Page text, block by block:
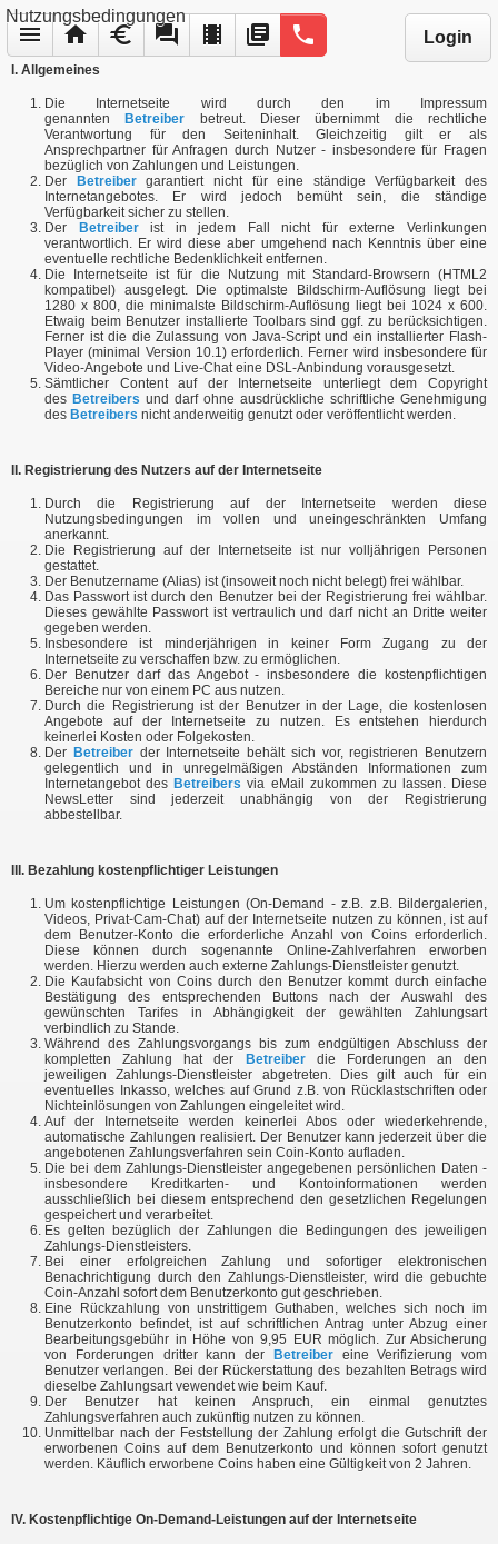
menu home euro forum local_movies library_books phone Login
Nutzungsbedingungen
I. Allgemeines
Die Internetseite wird durch den im Impressum
genannten
Betreiber betreut. Dieser übernimmt die rechtliche
Verantwortung für den Seiteninhalt. Gleichzeitig gilt er als
Ansprechpartner für Anfragen durch Nutzer - insbesondere für Fragen
bezüglich von Zahlungen und Leistungen.
Der
Betreibergarantiert nicht für eine ständige Verfügbarkeit des
Internetangebotes. Er wird jedoch bemüht sein, die ständige
Verfügbarkeit sicher zu stellen.
Der
Betreiberist in jedem Fall nicht für externe Verlinkungen
verantwortlich. Er wird diese aber umgehend nach Kenntnis über eine
eventuelle rechtliche Bedenklichkeit entfernen.
Die Internetseite ist für die Nutzung mit Standard-Browsern (HTML2
kompatibel) ausgelegt. Die optimalste Bildschirm-Auflösung liegt bei
1280 x 800, die minimalste Bildschirm-Auflösung liegt bei 1024 x 600.
Etwaig beim Benutzer installierte Toolbars sind ggf. zu berücksichtigen.
Ferner ist die die Zulassung von Java-Script und ein installierter Flash-
Player (minimal Version 10.1) erforderlich. Ferner wird insbesondere für
Video-Angebote und Live-Chat eine DSL-Anbindung vorausgesetzt.
Sämtlicher Content auf der Internetseite unterliegt dem Copyright
des Betreibers und darf ohne ausdrückliche schriftliche Genehmigung
des Betreibers nicht anderweitig genutzt oder veröffentlicht werden.
II. Registrierung des Nutzers auf der Internetseite
Durch die Registrierung auf der Internetseite werden diese
Nutzungsbedingungen im vollen und uneingeschränkten Umfang
anerkannt.
Die Registrierung auf der Internetseite ist nur volljährigen Personen
gestattet.
Der Benutzername (Alias) ist (insoweit noch nicht belegt) frei wählbar.
Das Passwort ist durch den Benutzer bei der Registrierung frei wählbar.
Dieses gewählte Passwort ist vertraulich und darf nicht an Dritte weiter
gegeben werden.
Insbesondere ist minderjährigen in keiner Form Zugang zu der
Internetseite zu verschaffen bzw. zu ermöglichen.
Der Benutzer darf das Angebot - insbesondere die kostenpflichtigen
Bereiche nur von einem PC aus nutzen.
Durch die Registrierung ist der Benutzer in der Lage, die kostenlosen
Angebote auf der Internetseite zu nutzen. Es entstehen hierdurch
keinerlei Kosten oder Folgekosten.
Der Betreiberder Internetseite behält sich vor, registrieren Benutzern
gelegentlich und in unregelmäßigen Abständen Informationen zum
Internetangebot des Betreibers via eMail zukommen zu lassen. Diese
NewsLetter sind jederzeit unabhängig von der Registrierung
abbestellbar.
III. Bezahlung kostenpflichtiger Leistungen
Um kostenpflichtige Leistungen (On-Demand - z.B. z.B. Bildergalerien,
Videos, Privat-Cam-Chat) auf der Internetseite nutzen zu können, ist auf
dem Benutzer-Konto die erforderliche Anzahl von Coins erforderlich.
Diese können durch sogenannte Online-Zahlverfahren erworben
werden. Hierzu werden auch externe Zahlungs-Dienstleister genutzt.
Die Kaufabsicht von Coins durch den Benutzer kommt durch einfache
Bestätigung des entsprechenden Buttons nach der Auswahl des
gewünschten Tarifes in Abhängigkeit der gewählten Zahlungsart
verbindlich zu Stande.
Während des Zahlungsvorgangs bis zum endgültigen Abschluss der
kompletten Zahlung hat der
Betreiberdie Forderungen an den
jeweiligen Zahlungs-Dienstleister abgetreten. Dies gilt auch für ein
eventuelles Inkasso, welches auf Grund z.B. von Rücklastschriften oder
Nichteinlösungen von Zahlungen eingeleitet wird.
Auf der Internetseite werden keinerlei Abos oder wiederkehrende,
automatische Zahlungen realisiert. Der Benutzer kann jederzeit über die
angebotenen Zahlungsverfahren sein Coin-Konto aufladen.
Die bei dem Zahlungs-Dienstleister angegebenen persönlichen Daten -
insbesondere Kreditkarten- und Kontoinformationen werden
ausschließlich bei diesem entsprechend den gesetzlichen Regelungen
gespeichert und verarbeitet.
Es gelten bezüglich der Zahlungen die Bedingungen des jeweiligen
Zahlungs-Dienstleisters.
Bei einer erfolgreichen Zahlung und sofortiger elektronischen
Benachrichtigung durch den Zahlungs-Dienstleister, wird die gebuchte
Coin-Anzahl sofort dem Benutzerkonto gut geschrieben.
Eine Rückzahlung von unstrittigem Guthaben, welches sich noch im
Benutzerkonto befindet, ist auf schriftlichen Antrag unter Abzug einer
Bearbeitungsgebühr in Höhe von 9,95 EUR möglich. Zur Absicherung
von Forderungen dritter kann der
Betreibereine Verifizierung vom
Benutzer verlangen. Bei der Rückerstattung des bezahlten Betrags wird
dieselbe Zahlungsart vewendet wie beim Kauf.
Der Benutzer hat keinen Anspruch, ein einmal genutztes
Zahlungsverfahren auch zukünftig nutzen zu können.
Unmittelbar nach der Feststellung der Zahlung erfolgt die Gutschrift der
erworbenen Coins auf dem Benutzerkonto und können sofort genutzt
werden. Käuflich erworbene Coins haben eine Gültigkeit von 2 Jahren.
IV. Kostenpflichtige On-Demand-Leistungen auf der Internetseite